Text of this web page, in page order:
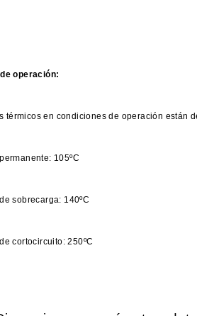
operación:
térmicos en condiciones de operación están
105ºC
sobrecarga: 140ºC
cortocircuito: 250ºC